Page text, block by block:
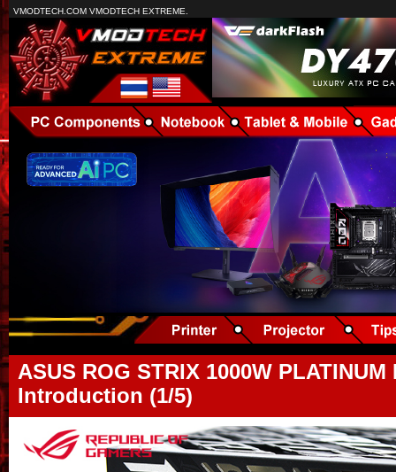
VMODTECH.COM VMODTECH EXTREME.
ASUS ROG STRIX 1000W PLATINUM
Introduction (1/5)